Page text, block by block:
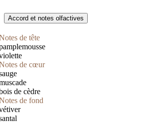
Accord et notes olfactives
de tête
de cœur
de cèdre
de fond